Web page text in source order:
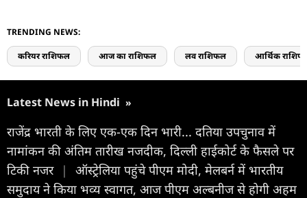
TRENDING NEWS:
करियर राशिफल आज का राशिफल लव राशिफल आर्थिक
Latest News in Hindi »
राजेंद्र भारती के लिए एक-एक दिन भारी... दतिया उपचुनाव में
नामांकन की अंतिम तारीख नजदीक, दिल्ली हाईकोर्ट के फैसले पर
टिकी नजर |
ऑस्ट्रेलिया पहुंचे पीएम मोदी, मेलबर्न में भारतीय
समुदाय ने किया भव्य स्वागत, आज पीएम अल्बनीज से होगी अहम